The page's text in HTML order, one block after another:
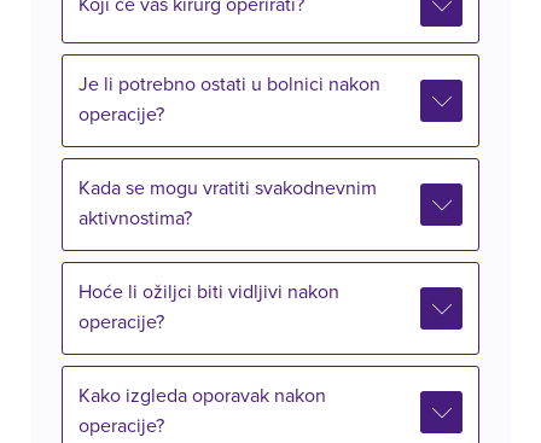
Koji će vas kirurg operirati?
Je li potrebno ostati u bolnici nakon
operacije?
Kada se mogu vratiti svakodnevnim
aktivnostima?
Hoće li ožiljci biti vidljivi nakon
operacije?
Kako izgleda oporavak nakon
operacije?